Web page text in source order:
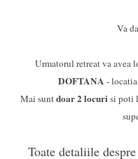
Va
Urmatorul retreat va avea
DOFTANA -
Mai suntdoar 2 locurisi poti
Toate detaliile